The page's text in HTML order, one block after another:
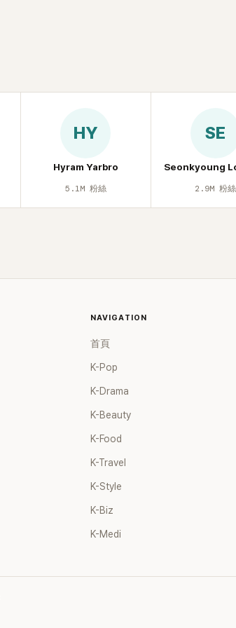
HY
Hyram Yarbro
5.1M 粉絲
SE
Seonkyoung
2.9M 粉絲
NAVIGATION
首頁
K-Pop
K-Drama
K-Beauty
K-Food
K-Travel
K-Style
K-Biz
K-Medi